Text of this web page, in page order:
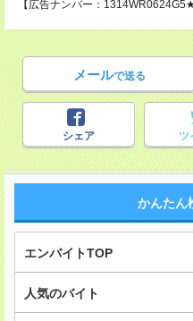
【広告ナンバー：
メールで送る
シェア ツ
かんたん
エンバイトTOP
人気のバイト